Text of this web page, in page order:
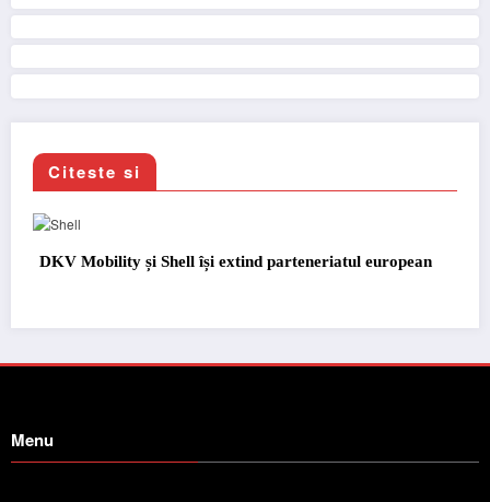
Citeste si
Blue River: 26.123 km cu un camion 100% electric în
Menu